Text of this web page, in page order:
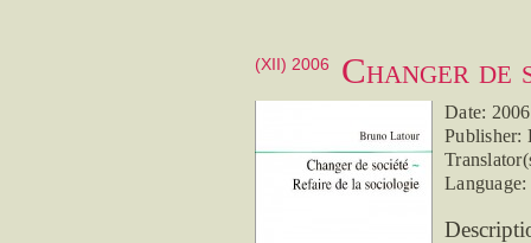
(XII) 2006 Changer de
Date: 2006
Publisher: